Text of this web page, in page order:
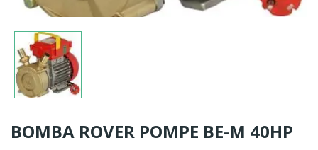
BOMBA ROVER POMPE BE-M 40HP